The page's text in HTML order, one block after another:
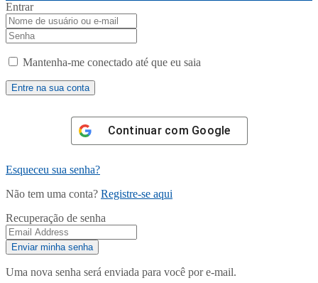
Entrar
Mantenha-me conectado até que eu saia
Continuar com Google
Esqueceu sua senha?
Não tem uma conta? Registre-se aqui
Recuperação de senha
Uma nova senha será enviada para você por e-mail.